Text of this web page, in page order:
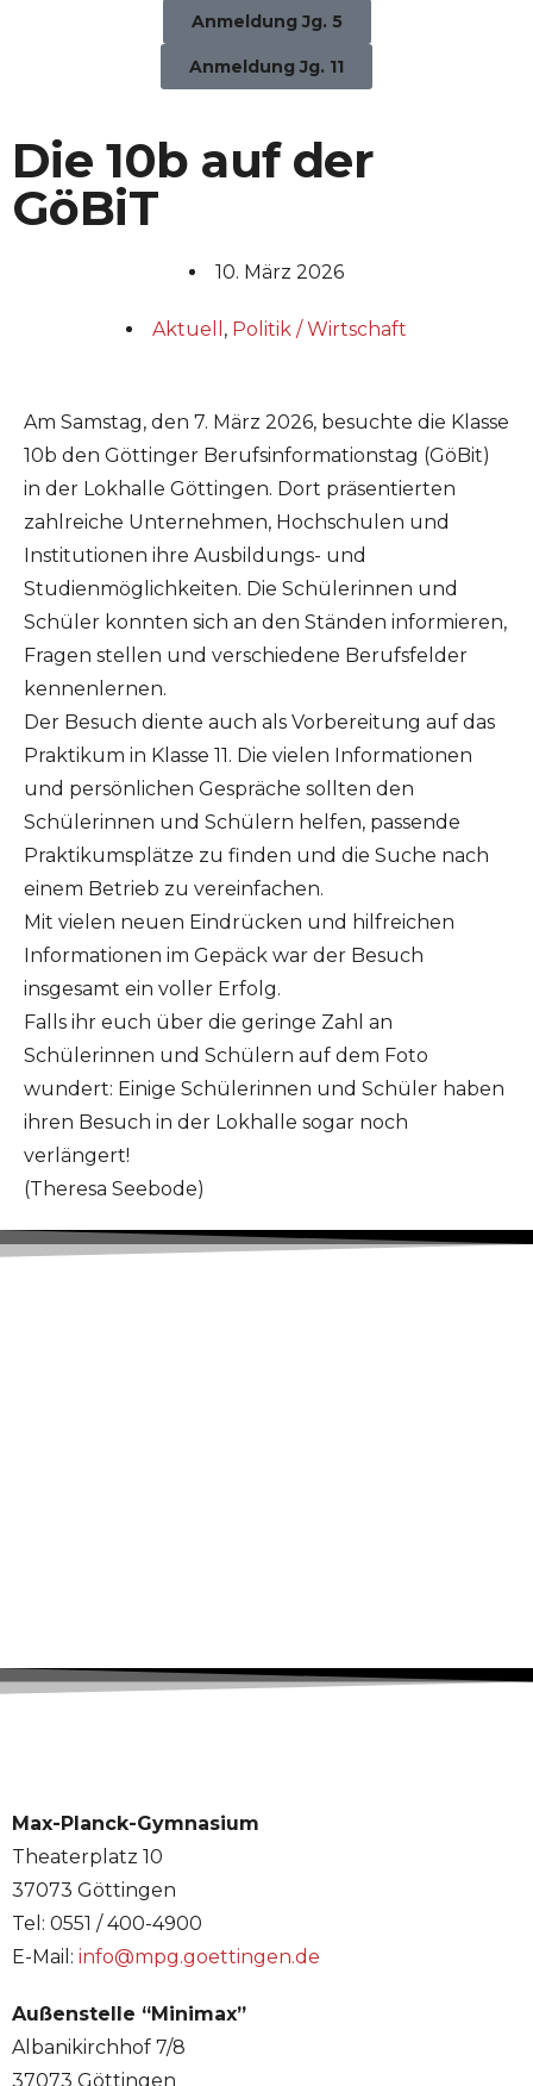
Anmeldung Jg. 5
Anmeldung Jg. 11
Die 10b auf der
GöBiT
10. März 2026
Aktuell , Politik / Wirtschaft
Am Samstag, den 7. März 2026, besuchte die Klasse
10b den Göttinger Berufsinformationstag (GöBit)
in der Lokhalle Göttingen. Dort präsentierten
zahlreiche Unternehmen, Hochschulen und
Institutionen ihre Ausbildungs- und
Studienmöglichkeiten. Die Schülerinnen und
Schüler konnten sich an den Ständen informieren,
Fragen stellen und verschiedene Berufsfelder
kennenlernen.
Der Besuch diente auch als Vorbereitung auf das
Praktikum in Klasse 11. Die vielen Informationen
und persönlichen Gespräche sollten den
Schülerinnen und Schülern helfen, passende
Praktikumsplätze zu finden und die Suche nach
einem Betrieb zu vereinfachen.
Mit vielen neuen Eindrücken und hilfreichen
Informationen im Gepäck war der Besuch
insgesamt ein voller Erfolg.
Falls ihr euch über die geringe Zahl an
Schülerinnen und Schülern auf dem Foto
wundert: Einige Schülerinnen und Schüler haben
ihren Besuch in der Lokhalle sogar noch
verlängert!
(Theresa Seebode)
Max-Planck-Gymnasium
Theaterplatz 10
37073 Göttingen
Tel: 0551 / 400-4900
E-Mail: info@mpg.goettingen.de
Außenstelle “Minimax”
Albanikirchhof 7/8
37073 Göttingen